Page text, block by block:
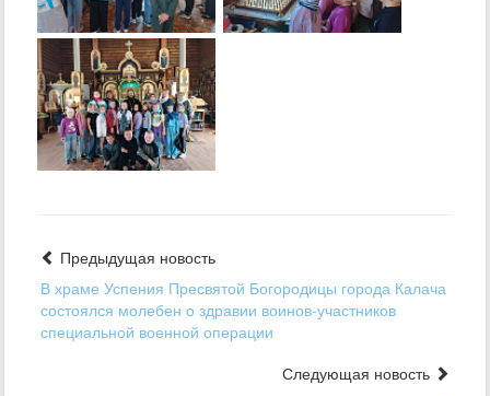
Предыдущая новость
В храме Успения Пресвятой Богородицы города Калача
состоялся молебен о здравии воинов‑участников
специальной военной операции
Следующая новость